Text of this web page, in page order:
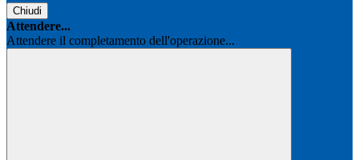
Chiudi
Attendere...
Attendere il completamento dell'operazione...